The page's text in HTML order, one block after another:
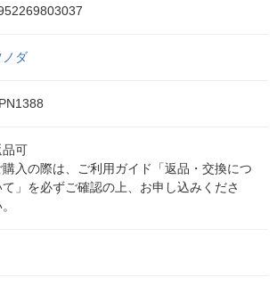
ノダ
品可
購入の際は、ご利用ガイド「返品・交換につ
て」を必ずご確認の上、お申し込みくださ